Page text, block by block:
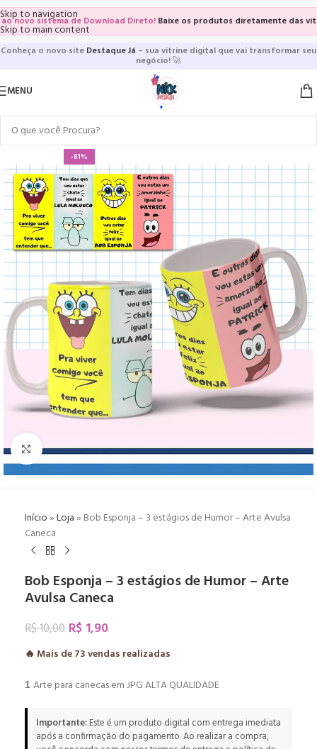
Skip to navigation
Skip to main content
sistema de Download Direto!Baixe os produtos diretamente das
Conheça o novo site Destaque Já – sua vitrine digital que vai transformar seu
negócio!🚀
MENU
-81%
Click to enlarge
Início»Loja» Bob Esponja – 3 estágios de Humor – Arte Avulsa
Caneca
Bob Esponja – 3 estágios de Humor – Arte
Avulsa Caneca
R$10,00 R$ 1,90
🔥 Mais de73vendas realizadas
1 Arte para canecas em JPG ALTA QUALIDADE
Importante:Este é um produto digital com entrega imediata
após a confirmação do pagamento. Ao realizar a compra,